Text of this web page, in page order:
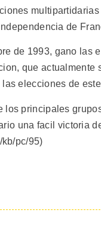
de
de 1993, gano las
que actualmente
elecciones de
los principales
una facil victoria
pc/95)